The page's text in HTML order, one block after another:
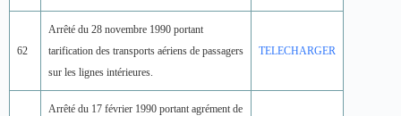
62
Arrêté du 28 novembre 1990 portant
tarification des transports aériens de passagers
sur les lignes intérieures.
TELECHARGER
Arrêté du 17 février 1990 portant agrément de